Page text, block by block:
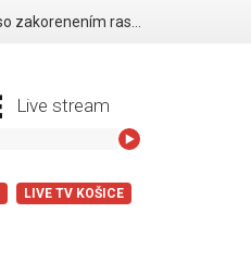
Live stream
LIVE TV KOŠICE